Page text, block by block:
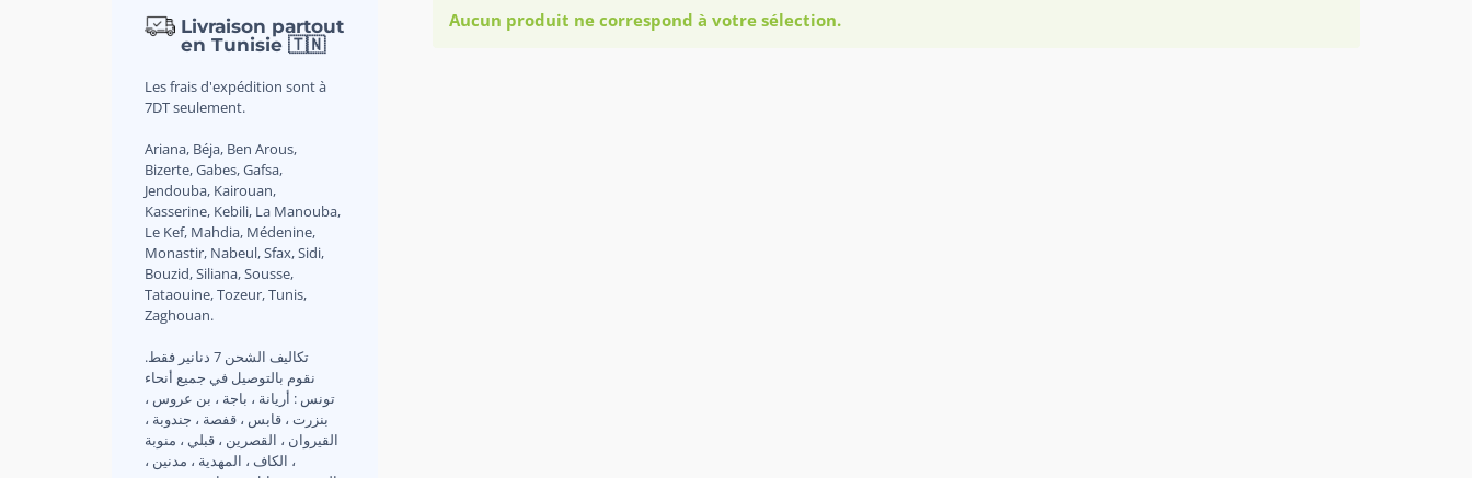
Livraison partout
en Tunisie 🇹🇳
Les frais d'expédition sont à
7DT seulement.
Ariana, Béja, Ben Arous,
Bizerte, Gabes, Gafsa,
Jendouba, Kairouan,
Kasserine, Kebili, La Manouba,
Le Kef, Mahdia, Médenine,
Monastir, Nabeul, Sfax, Sidi,
Bouzid, Siliana, Sousse,
Tataouine, Tozeur, Tunis,
Zaghouan.
.تكاليف الشحن 7 دنانير فقط
نقوم بالتوصيل في جميع أنحاء
تونس : أريانة ، باجة ، بن عروس ،
بنزرت ، قابس ، قفصة ، جندوبة ،
القيروان ، القصرين ، قبلي ، منوبة
، الكاف ، المهدية ، مدنين ،
Aucun produit ne correspond à votre sélection.